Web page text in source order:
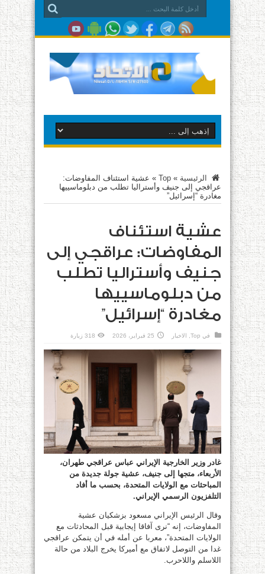
الرئيسية »
Top
» عشية استئناف المفاوضات:
عراقجي إلى جنيف وأستراليا تطلب من دبلوماسييها
مغادرة “إسرائيل”
عشية استئناف
المفاوضات: عراقجي إلى
جنيف وأستراليا تطلب
من دبلوماسييها
مغادرة “إسرائيل”
في Top الاخبار 25 فبراير، 2026 318 زيارة
غادر وزير الخارجية الإيراني عباس عراقجي طهران،
الأربعاء، متجها إلى جنيف، عشية جولة جديدة من
المباحثات مع الولايات المتحدة، بحسب ما أفاد
التلفزيون الرسمي الإيراني.
وقال الرئيس الإيراني مسعود بزشكيان عشية
المفاوضات، إنه “نرى آفاقا إيجابية قبل المحادثات مع
الولايات المتحدة”، معربا عن أمله في أن يتمكن عراقجي
غدا من التوصل لاتفاق مع أميركا يخرج البلاد من حالة
اللاسلم واللاحرب.